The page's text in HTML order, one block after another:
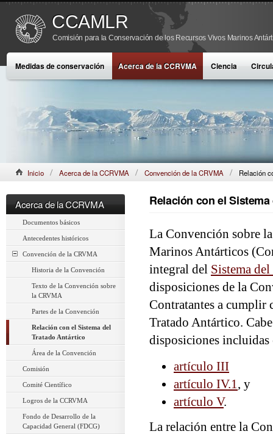
CCAMLR
Comisión para la Conservación de los Recursos Vivos Marinos
Medidas de conservación Acerca de la CCRVMA Ciencia
Inicio Acerca de la CCRVMA Convención de la CRVMA Relación
Acerca de la CCRVMA
Documentos básicos
Antecedentes históricos
Convención de la CRVMA
Historia de la Convención
Texto de la Convención sobre
la CRVMA
Partes de la Convención
Relación con el Sistema del
Tratado Antártico
Área de la Convención
Comisión
Comité Científico
Logros de la CCRVMA
Fondo de Desarrollo de la
Capacidad General (FDCG)
Relación con el
La Convención sobre
Marinos Antárticos
integral del Sistema
disposiciones de la
Contratantes a cumplir
Tratado Antártico.
disposiciones
artículo III
artículo IV.1 , y
artículo V.
La relación entre la